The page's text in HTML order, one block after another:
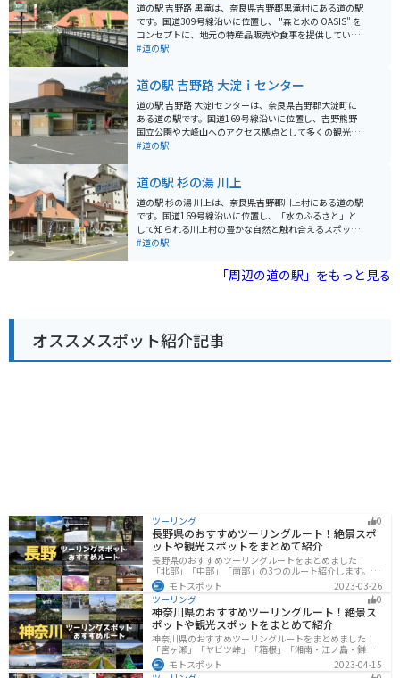
道の駅 吉野路 黒滝は、奈良県吉野郡黒滝村にある道の駅
です。国道309号線沿いに位置し、 "森と水の OASIS" を
コンセプトに、地元の特産品販売や食事を提供していま
す。 黒滝村は吉野杉の産地として知られており、道の駅
整備された「不動七重滝」など、自然豊かな観光スポッ
トも点在しています。 バイクで訪れる場合、道の駅には
広々とした駐車場が完備されているので安心です。周辺
の国道309号線や県道20号線は、ワインディングロード
としても人気があり、ツーリングにも最適なエリアで
いかがでしょうか。
#道の駅
道の駅 吉野路 大淀ｉセンター
道の駅 吉野路 大淀iセンターは、奈良県吉野郡大淀町に
ある道の駅です。国道169号線沿いに位置し、吉野熊野
国立公園や大峰山へのアクセス拠点として多くの観光客
が訪れます。 施設内には、地元の特産品を販売するショ
葛きりは、ここでしか味わえない逸品です。また、レス
トランでは、地元産の食材を使った郷土料理を楽しむこ
とができます。 バイクツーリングで訪れる場合、道の駅
には広々とした駐車場が完備されているため、安心して
駐車することができます。周辺には、吉野山や熊野古道
大淀iセンターは、観光情報コーナーも併設しており、周
#道の駅
道の駅 杉の湯 川上
道の駅 杉の湯 川上は、奈良県吉野郡川上村にある道の駅
です。国道169号線沿いに位置し、「水のふるさと」と
して知られる川上村の豊かな自然と触れ合えるスポット
として人気があります。 道の駅には、地元食材をふんだ
川上村の名産品である吉野杉を使った工芸品や、地元で
採れた新鮮な野菜など、お土産探しにも最適です。ま
イクで訪れる場合、道の駅には広々とした駐車場が完備
されているので安心です。周辺は、吉野熊野国立公園の
豊かな自然に囲まれており、ツーリングの休憩ポイント
#道の駅
「周辺の道の駅」をもっと見る
オススメスポット紹介記事
ツーリング 0
長野県のおすすめツーリングルート！絶景スポ
ットや観光スポットをまとめて紹介
長野県のおすすめツーリングルートをまとめました！
「北部」「中部」「南部」の3つのルート紹介します。諏
訪湖やビーナスラインのような全国でも有名なツーリン
グスポットが多数あります。バイクで長野県にツーリン
グに行く際は参考にしてください。
モトスポット
2023-03-26
ツーリング
0
神奈川県のおすすめツーリングルート！絶景ス
ポットや観光スポットをまとめて紹介
神奈川県のおすすめツーリングルートをまとめました！
「宮ヶ瀬」「ヤビツ峠」「箱根」「湘南・江ノ島・鎌
倉」「三浦」「みなとみらい」の6つのルート紹介しま
す。自然豊かなスポット、歴史ある観光名所、都市部で
モトスポット
2023-04-15